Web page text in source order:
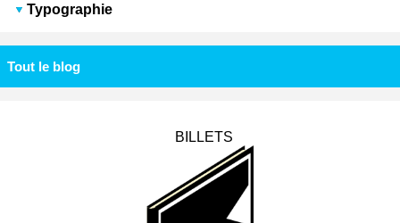
Typographie
Tout le blog
BILLETS